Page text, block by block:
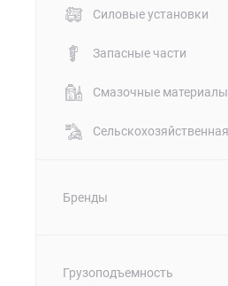
Силовые установки
Запасные части
Смазочные материалы
Бренды
Грузоподъемность